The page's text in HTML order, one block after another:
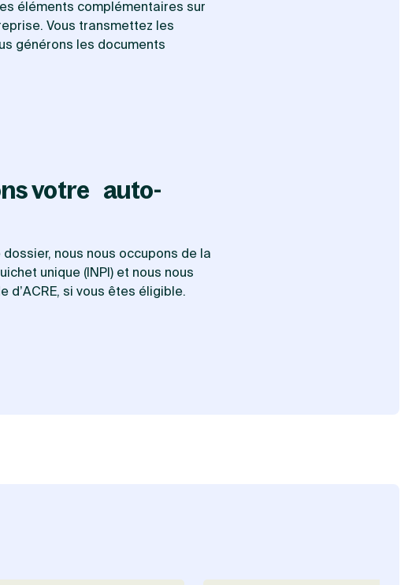
éléments complémentaires sur
Vous transmettez les
générons les documents
votre auto-
nous nous occupons de la
unique (INPI) et nous nous
d’ACRE, si vous êtes éligible.